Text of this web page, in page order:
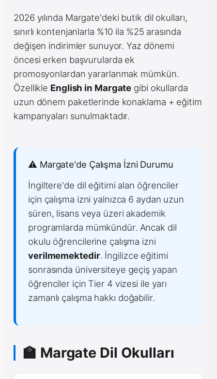
2026 yılında Margate'deki butik dil okulları,
sınırlı kontenjanlarla %10 ila %25 arasında
değişen indirimler sunuyor. Yaz dönemi
öncesi erken başvurularda ek
promosyonlardan yararlanmak mümkün.
Özellikle English in Margate gibi okullarda
uzun dönem paketlerinde konaklama + eğitim
kampanyaları sunulmaktadır.
⚠️ Margate'de Çalışma İzni Durumu
İngiltere'de dil eğitimi alan öğrenciler
için çalışma izni yalnızca 6 aydan uzun
süren, lisans veya üzeri akademik
programlarda mümkündür. Ancak dil
okulu öğrencilerine çalışma izni
verilmemektedir. İngilizce eğitimi
sonrasında üniversiteye geçiş yapan
öğrenciler için Tier 4 vizesi ile yarı
zamanlı çalışma hakkı doğabilir.
🏫 Margate Dil Okulları